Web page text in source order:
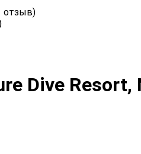
отзыв)
Dive Resort,